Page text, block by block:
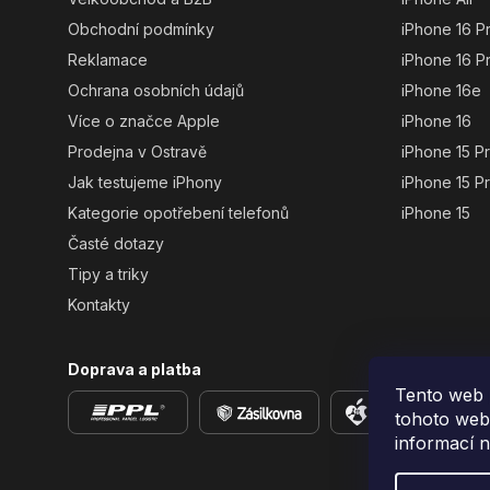
Tento
tohoto
informací
Obchodní podmínky
Reklamace
Ochrana osobních údajů
Více o značce Apple
Prodejna v Ostravě
Jak testujeme iPhony
Kategorie opotřebení telefonů
Časté dotazy
Tipy a triky
Kontakty
iPhone 16
iPhone 16
iPhone 16e
iPhone 16
iPhone 15
iPhone 15
iPhone 15
Doprava a platba